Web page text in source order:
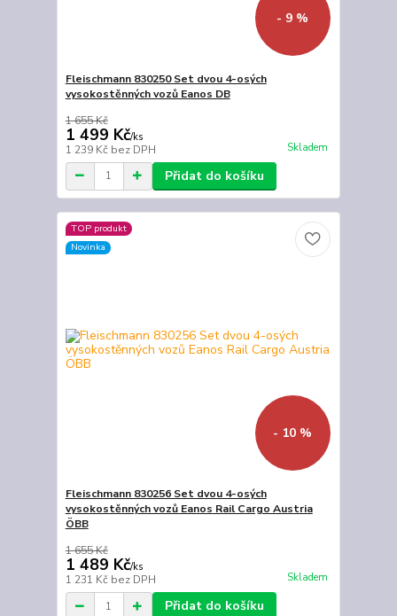
- 9 %
Fleischmann 830250 Set dvou 4-osých
vysokostěnných vozů Eanos DB
1 655 Kč
1 499 Kč/ks
1 239 Kč bez DPH Skladem
Přidat do košíku
TOP produkt
Novinka
- 10 %
Fleischmann 830256 Set dvou 4-osých
vysokostěnných vozů Eanos Rail Cargo Austria
ÖBB
1 655 Kč
1 489 Kč/ks
1 231 Kč bez DPH Skladem
Přidat do košíku